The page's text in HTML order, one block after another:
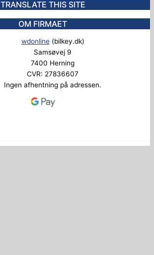
TRANSLATE THIS SITE
OM FIRMAET
wdonline(bilkey.dk)
Samsøvej 9
7400 Herning
CVR: 27836607
Ingen afhentning på adressen.